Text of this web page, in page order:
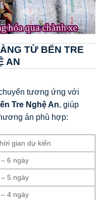
TỪ BẾN TRE
AN
tương ứng với
Tre Nghệ An, giúp
án phù hợp:
gian dự kiến
– 6 ngày
5 ngày
4 ngày